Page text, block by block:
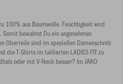
100% aus Baumwolle. Feuchtigkeit wird
Somit bewahrst Du ein angenehmes
Oberteile sind im speziellen Damenschnitt
die T-Shirts im taillierten LADIES FIT zu
oder mit V-Neck besser? Im JAKO